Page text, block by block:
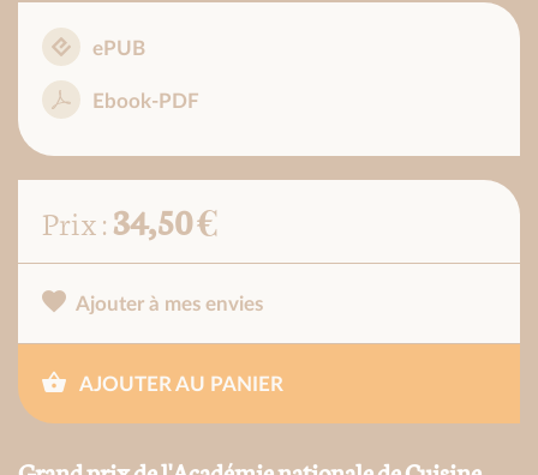
ePUB
Ebook-PDF
Prix :34,50 €
Ajouter à mes envies
AJOUTER AU PANIER